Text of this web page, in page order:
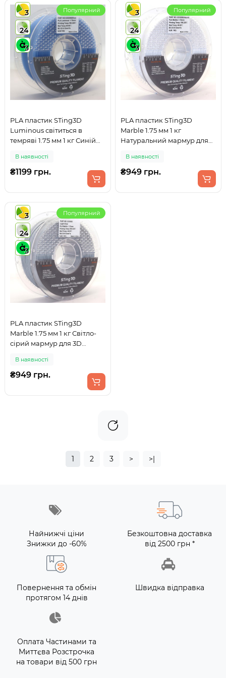
3
24
3
Популярний
PLA пластик STing3D
Luminous світиться в
темряві 1.75 мм 1 кг Синій
В наявності
₴1199 грн.
3
24
3
Популярний
PLA пластик STing3D
Marble 1.75 мм 1 кг
Натуральний мармур для
В наявності
₴949 грн.
3
24
3
Популярний
PLA пластик STing3D
Marble 1.75 мм 1 кг Світло-
сірий мармур для 3D
В наявності
₴949 грн.
1 2 3 > >|
Найнижчі ціни
Знижки до -60%
Безкоштовна доставка
від 2500 грн *
Повернення та обмін
протягом 14 днів
Швидка відправка
Оплата Частинами та
Миттєва Розстрочка
на товари від 500 грн